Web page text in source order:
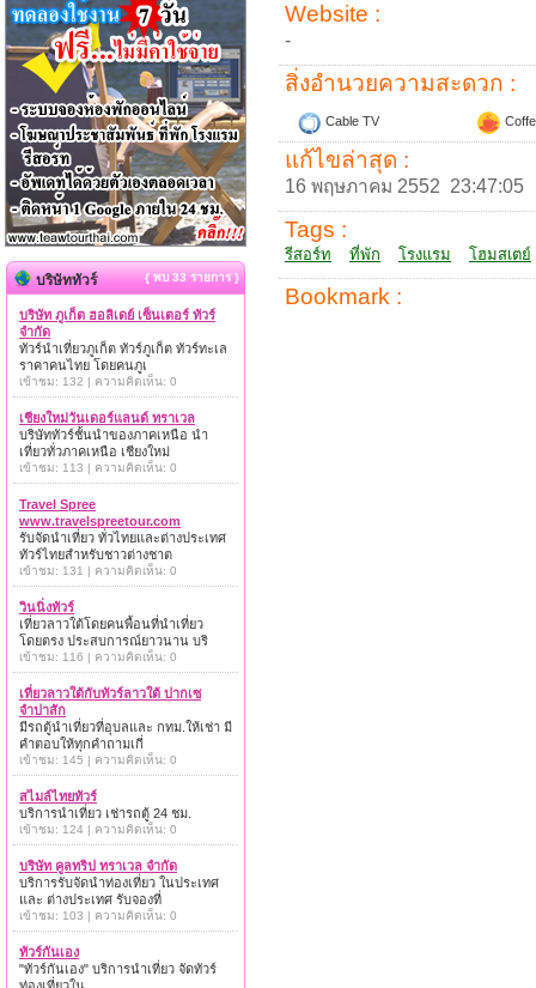
Website :
-
สิ่งอำนวยความสะดวก :
Cable TV
แก้ไขล่าสุด :
16 พฤษภาคม 2552 23:47:05
Tags :
รีสอร์ท ที่พัก โรงแรม โฮมสเตย์
Bookmark :
บริษัททัวร์ { พบ 33 รายการ }
บริษัท ภูเก็ต ฮอลิเดย์ เซ็นเตอร์ ทัวร์
จำกัด
ทัวร์นำเที่ยวภูเก็ต ทัวร์ภูเก็ต ทัวร์ทะเล
ราคาคนไทย โดยคนภูเ
เข้าชม: 132 | ความคิดเห็น: 0
เชียงใหม่วันเดอร์แลนด์ ทราเวล
บริษัททัวร์ชั้นนำของภาคเหนือ นำ
เที่ยวทั่วภาคเหนือ เชียงใหม่
เข้าชม: 113 | ความคิดเห็น: 0
Travel Spree
www.travelspreetour.com
รับจัดนำเที่ยว ทั่วไทยและต่างประเทศ
ทัวร์ไทยสำหรับชาวต่างชาต
เข้าชม: 131 | ความคิดเห็น: 0
วินนิ่งทัวร์
เที่ยวลาวใต้โดยคนพื้อนที่นำเที่ยว
โดยตรง ประสบการณ์ยาวนาน บริ
เข้าชม: 116 | ความคิดเห็น: 0
เที่ยวลาวใต้กับทัวร์ลาวใต้ ปากเซ
จำปาสัก
มีรถตู้นำเที่ยวที่อุบลและ กทม.ให้เช่า มี
คำตอบให้ทุกคำถามเกี่
เข้าชม: 145 | ความคิดเห็น: 0
สไมล์ไทยทัวร์
บริการนำเที่ยว เช่ารถตู้ 24 ชม.
เข้าชม: 124 | ความคิดเห็น: 0
บริษัท คูลทริป ทราเวล จำกัด
บริการรับจัดนำท่องเที่ยว ในประเทศ
และ ต่างประเทศ รับจองที่
เข้าชม: 103 | ความคิดเห็น: 0
ทัวร์กันเอง
"ทัวร์กันเอง" บริการนำเที่ยว จัดทัวร์